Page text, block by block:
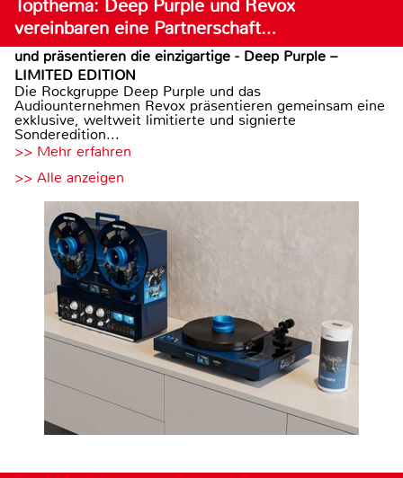
Topthema: Deep Purple und Revox
vereinbaren eine Partnerschaft…
und präsentieren die einzigartige - Deep Purple –
LIMITED EDITION
Die Rockgruppe Deep Purple und das
Audiounternehmen Revox präsentieren gemeinsam eine
exklusive, weltweit limitierte und signierte
Sonderedition...
>> Mehr erfahren
>> Alle anzeigen